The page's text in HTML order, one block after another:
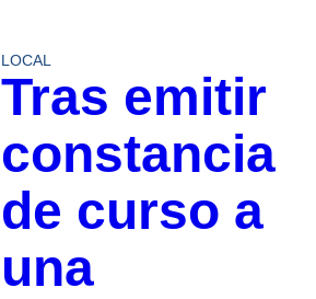
LOCAL
Tras emitir
constancia
de curso a
una